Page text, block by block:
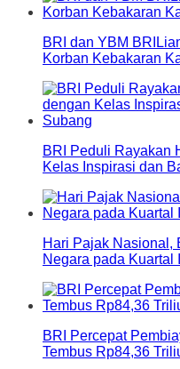
BRI dan YBM
Korban Kebakaran
BRI Peduli Rayakan
Kelas Inspirasi dan
Hari Pajak Nasional,
Negara pada Kuartal
BRI Percepat
Tembus Rp84,36